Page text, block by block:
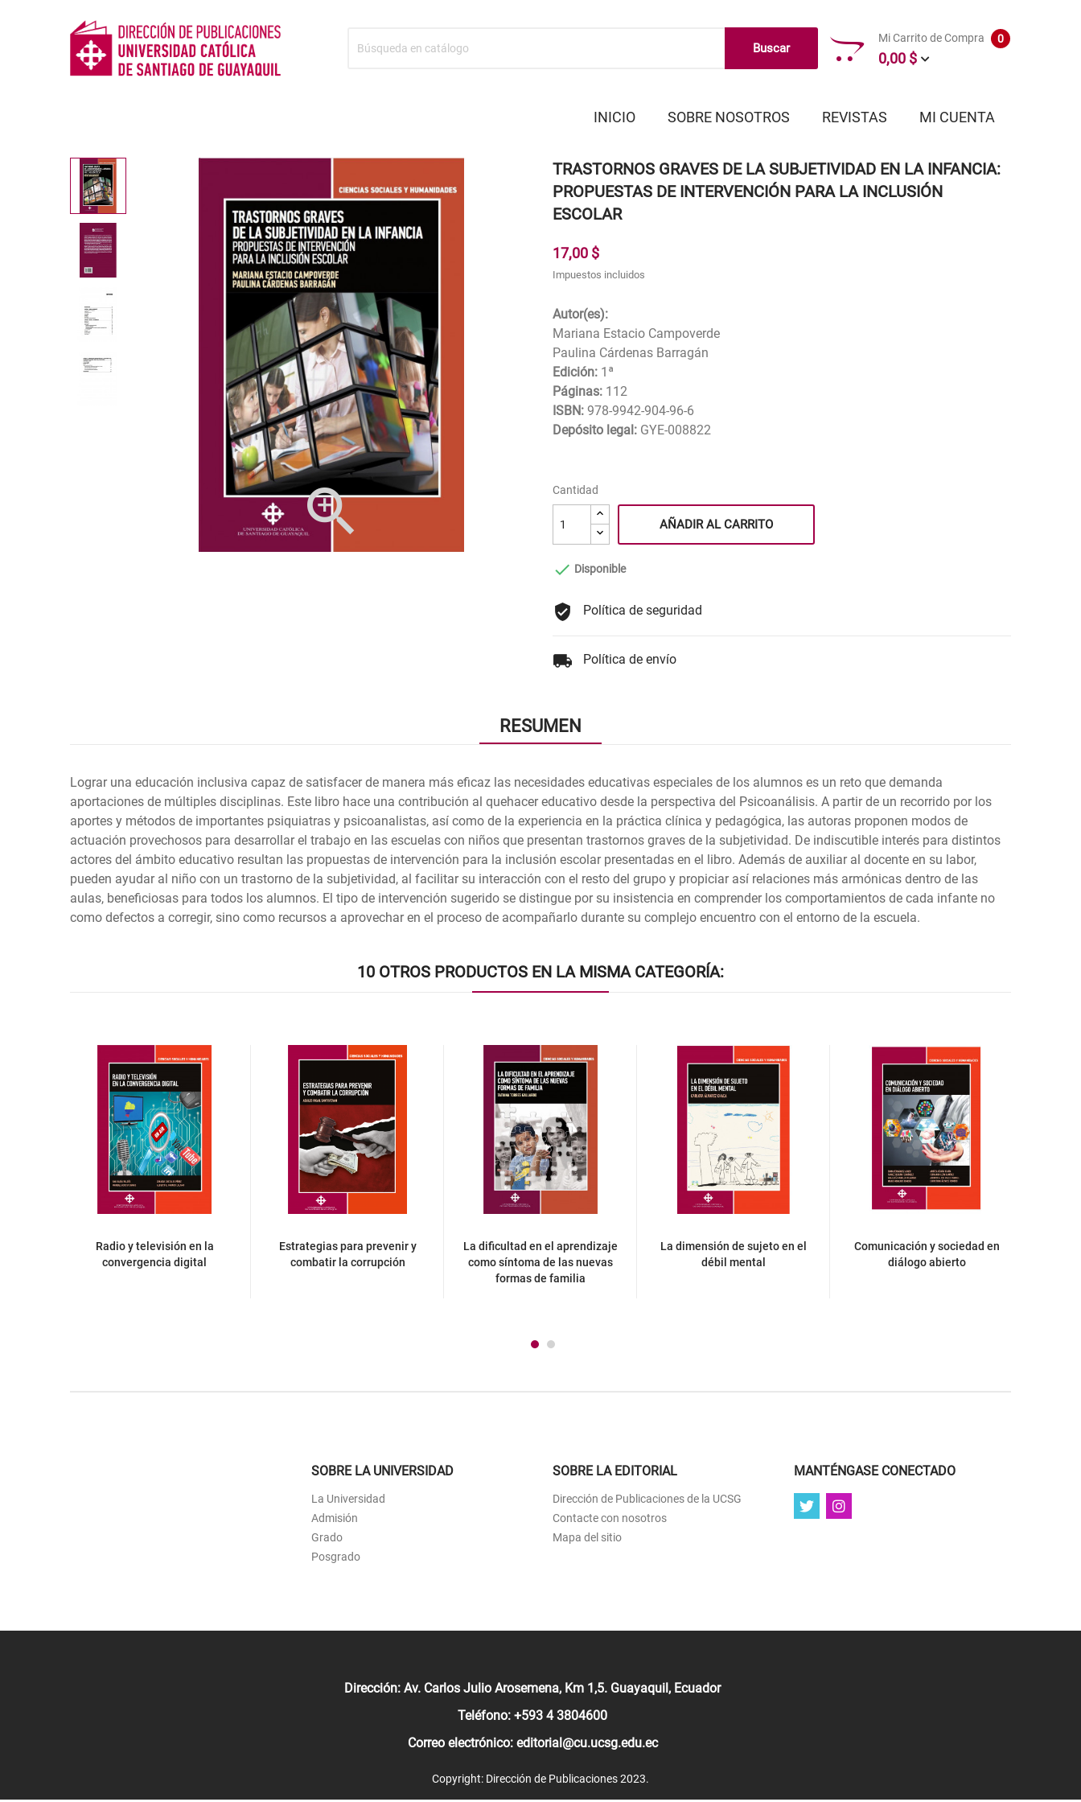
Mi Carrito de Compra 0
0,00 $
Buscar
INICIO SOBRE NOSOTROS REVISTAS MI CUENTA

TRASTORNOS GRAVES DE LA SUBJETIVIDAD EN LA INFANCIA:
PROPUESTAS DE INTERVENCIÓN PARA LA INCLUSIÓN
ESCOLAR
17,00 $
Impuestos incluidos
Autor(es):
Mariana Estacio Campoverde
Paulina Cárdenas Barragán
Edición: 1ª
Páginas: 112
ISBN: 978-9942-904-96-6
Depósito legal: GYE-008822
Cantidad
AÑADIR AL CARRITO
 Disponible
Política de seguridad
Política de envío
RESUMEN
Lograr una educación inclusiva capaz de satisfacer de manera más eficaz las necesidades educativas especiales de los alumnos es un reto que demanda
aportaciones de múltiples disciplinas. Este libro hace una contribución al quehacer educativo desde la perspectiva del Psicoanálisis. A partir de un recorrido por los
aportes y métodos de importantes psiquiatras y psicoanalistas, así como de la experiencia en la práctica clínica y pedagógica, las autoras proponen modos de
actuación provechosos para desarrollar el trabajo en las escuelas con niños que presentan trastornos graves de la subjetividad. De indiscutible interés para distintos
actores del ámbito educativo resultan las propuestas de intervención para la inclusión escolar presentadas en el libro. Además de auxiliar al docente en su labor,
pueden ayudar al niño con un trastorno de la subjetividad, al facilitar su interacción con el resto del grupo y propiciar así relaciones más armónicas dentro de las
aulas, beneficiosas para todos los alumnos. El tipo de intervención sugerido se distingue por su insistencia en comprender los comportamientos de cada infante no
como defectos a corregir, sino como recursos a aprovechar en el proceso de acompañarlo durante su complejo encuentro con el entorno de la escuela.
10 OTROS PRODUCTOS EN LA MISMA CATEGORÍA:
Radio y televisión en la
convergencia digital
Estrategias para prevenir y
combatir la corrupción
La dificultad en el aprendizaje
como síntoma de las nuevas
formas de familia
La dimensión de sujeto en el
débil mental
Comunicación y sociedad en
diálogo abierto
SOBRE LA UNIVERSIDAD
La Universidad
Admisión
Grado
Posgrado
SOBRE LA EDITORIAL
Dirección de Publicaciones de la UCSG
Contacte con nosotros
Mapa del sitio
MANTÉNGASE CONECTADO
Dirección: Av. Carlos Julio Arosemena, Km 1,5. Guayaquil, Ecuador
Teléfono: +593 4 3804600
Correo electrónico: editorial@cu.ucsg.edu.ec
Copyright: Dirección de Publicaciones 2023.